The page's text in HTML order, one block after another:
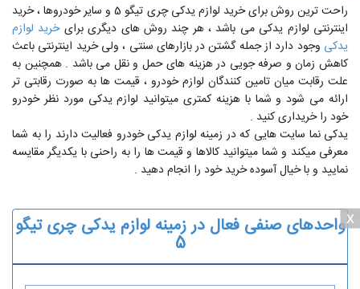
راحت ترین روش برای خرید لوازم یدکی چری تیگو 5 و سایر خودروها ، خرید
اینترنتی لوازم یدکی می باشد ، هر چند روش های دیگری برایخرید لوازم
یدکی وجود دارد از جمله گشتن در بازارهای سنتی ، ولی خرید اینترنتی باعث
کاهش زمان و صرفه جویی در هزینه های حمل و نقل می باشد . همچنین به
علت رقابت میان تامین کنندگان لوازم خودرو ، قیمت ها به صورت رقابتی تر
ارائه می شود و شما با هزینه کمتری میتوانید لوازم یدکی مورد نظر خودرو
خود را خریداری کنید .
یدکی نما سایت هایی که در زمینه لوازم یدکی خودرو فعالیت دارند را به شما
معرفی میکند و شما میتوانید کالاها و قیمت ها را به راحنی با یکدیگر مقایسه
نمایید و با خیال آسوده خرید خود را انجام دهید .
xواحدهای صنفی فعال در زمینه لوازم یدکی چری تیگو
5